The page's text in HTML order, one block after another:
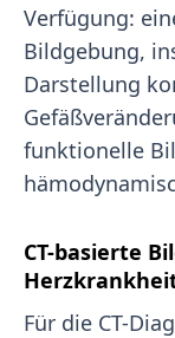
Verfügung:
Bildgebung,
Darstellung
funktionelle
CT-basierte
Für die CT-